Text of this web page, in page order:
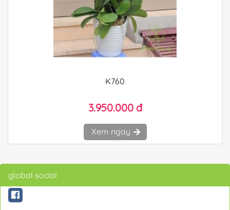
K760
3.950.000 đ
Xem ngay
global social